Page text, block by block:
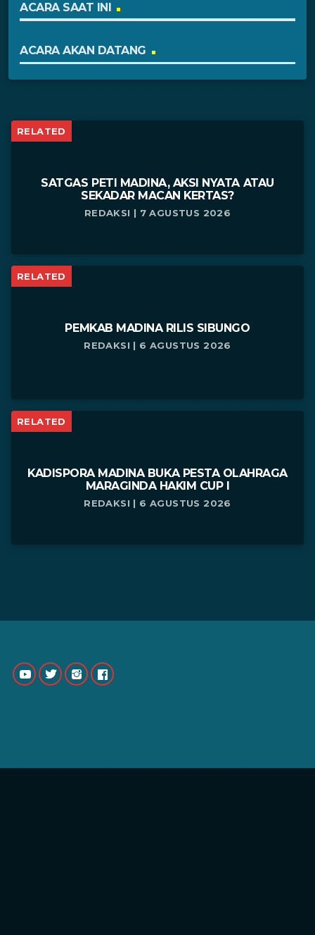
ACARA SAAT INI
ACARA AKAN DATANG
RELATED
SATGAS PETI MADINA, AKSI NYATA ATAU
SEKADAR MACAN KERTAS?
REDAKSI | 7 AGUSTUS 2026
RELATED
PEMKAB MADINA RILIS SIBUNGO
REDAKSI | 6 AGUSTUS 2026
RELATED
KADISPORA MADINA BUKA PESTA OLAHRAGA
MARAGINDA HAKIM CUP I
REDAKSI | 6 AGUSTUS 2026